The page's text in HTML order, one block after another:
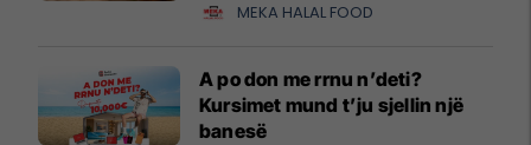
MEKA HALAL FOOD
A po don me rrnu n’deti?
Kursimet mund t’ju sjellin një
banesë